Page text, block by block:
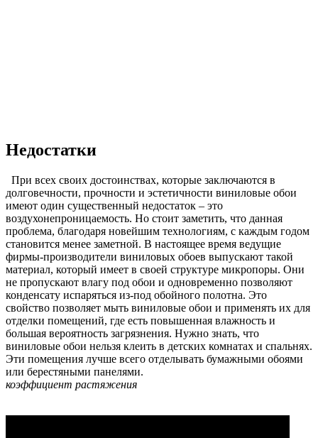
Недостатки
При всех своих достоинствах, которые заключаются в
долговечности, прочности и эстетичности виниловые обои
имеют один существенный недостаток – это
воздухонепроницаемость. Но стоит заметить, что данная
проблема, благодаря новейшим технологиям, с каждым годом
становится менее заметной. В настоящее время ведущие
фирмы-производители виниловых обоев выпускают такой
материал, который имеет в своей структуре микропоры. Они
не пропускают влагу под обои и одновременно позволяют
конденсату испаряться из-под обойного полотна. Это
свойство позволяет мыть виниловые обои и применять их для
отделки помещений, где есть повышенная влажность и
большая вероятность загрязнения. Нужно знать, что
виниловые обои нельзя клеить в детских комнатах и спальнях.
Эти помещения лучше всего отделывать бумажными обоями
или берестяными панелями.
коэффициент растяжения